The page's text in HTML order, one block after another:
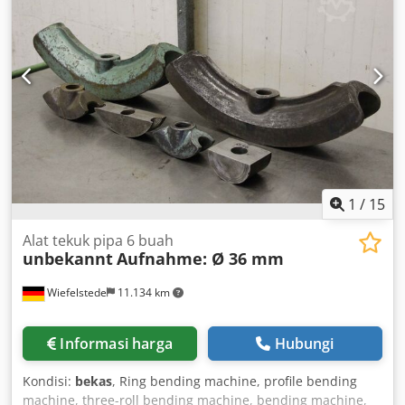
life. A powerful HMT 500 hydraulic motor delivers up to
1,800 Nm torque for efficient work, from 25 l/min up to 125
l/min and 210 bar pressure. Weight: 70 kg Including: •
Drive unit with high-performance HMT hydraulic motor,
weight 70 kg • Drill cone with tip Ø 200 mm, 270 mm/400
mm length, front face with 6x M16 threads LK173 Total
length: 270 mm + drill cone tip 130 mm = 400 mm
Diameter: 200 mm Weight: 30 kg Total weight: 100 kg
1 / 15
Wiefelstede 11.134 km
Alat tekuk pipa 6 buah
unbekanntAufnahme: Ø 36 mm
Informasi harga Hubungi
Kondisi: bekas, Ring bending machine, profile bending
machine, three-roll bending machine, bending machine,